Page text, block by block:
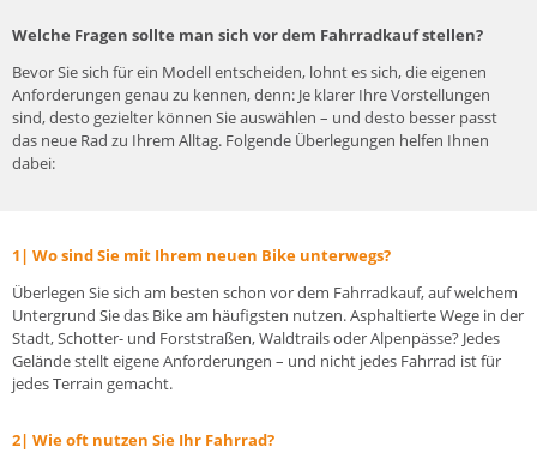
Welche Fragen sollte man sich vor dem Fahrradkauf stellen?
Bevor Sie sich für ein Modell entscheiden, lohnt es sich, die eigenen
Anforderungen genau zu kennen, denn: Je klarer Ihre Vorstellungen
sind, desto gezielter können Sie auswählen – und desto besser passt
das neue Rad zu Ihrem Alltag. Folgende Überlegungen helfen Ihnen
dabei:
1| Wo sind Sie mit Ihrem neuen Bike unterwegs?
Überlegen Sie sich am besten schon vor dem Fahrradkauf, auf welchem
Untergrund Sie das Bike am häufigsten nutzen. Asphaltierte Wege in der
Stadt, Schotter- und Forststraßen, Waldtrails oder Alpenpässe? Jedes
Gelände stellt eigene Anforderungen – und nicht jedes Fahrrad ist für
jedes Terrain gemacht.
2| Wie oft nutzen Sie Ihr Fahrrad?